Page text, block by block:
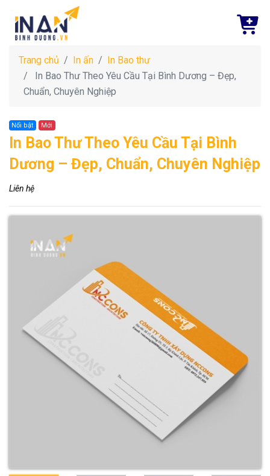
Trang chủ In ấn
In Bao thư
In Bao Thư Theo Yêu Cầu Tại Bình Dương – Đẹp,
Chuẩn, Chuyên Nghiệp
Nổi bật Mới
In Bao Thư Theo Yêu Cầu Tại Bình
Dương – Đẹp, Chuẩn, Chuyên Nghiệp
Liên hệ